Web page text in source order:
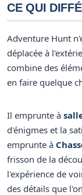
CE QUI
Adventure Hunt
déplacée à
combine des
en faire quelque
Il emprunte à
d'énigmes et la
emprunte à
frisson de la
l'expérience de
des détails que